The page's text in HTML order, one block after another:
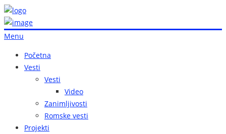
Menu
Početna
Vesti
Vesti
Video
Zanimljivosti
Romske vesti
Projekti